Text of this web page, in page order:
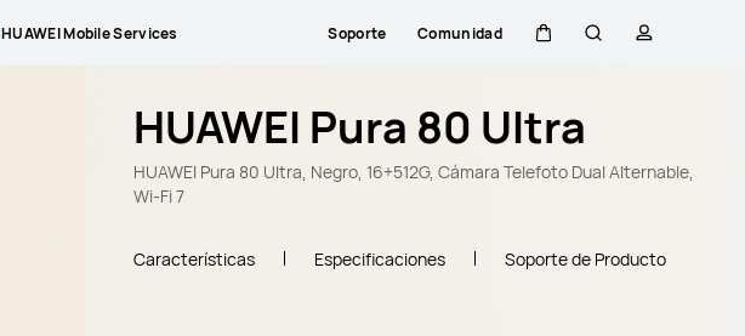
HUAWEI Mobile Services Soporte Comunidad
HUAWEI Pura 80 Ultra
HUAWEI Pura 80 Ultra, Negro, 16+512G, Cámara Telefoto Dual Alternable,
Wi-Fi 7
Características Especificaciones Soporte de Producto